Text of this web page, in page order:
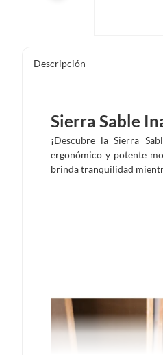
Descripción
Sierra Sable
¡Descubre la Sierra
ergonómico y potente
brinda tranquilidad